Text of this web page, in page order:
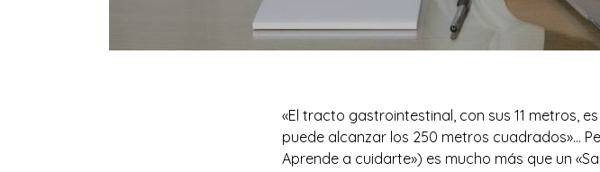
«El tracto gastrointestinal, con sus 11 metros,
puede alcanzar los 250 metros cuadrados»…
Aprende a cuidarte») es mucho más que un